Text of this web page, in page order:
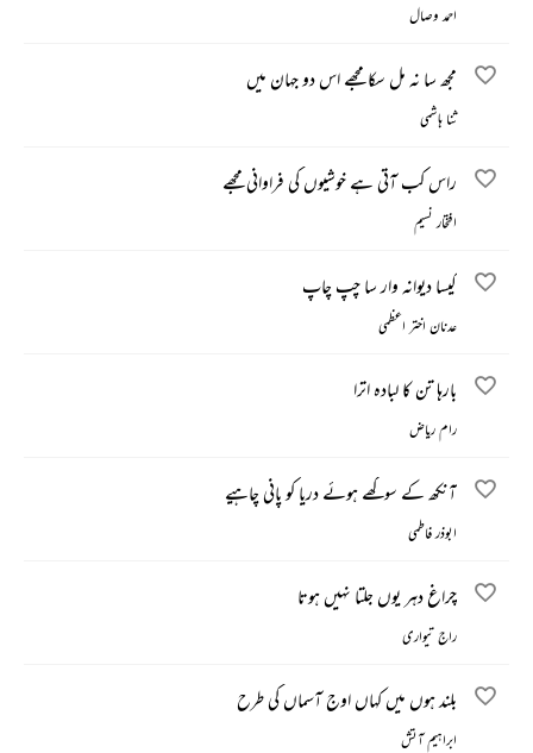
احمد وصال
مجھ سا نہ مل سکا مجھے اس دو جہان میں
ثنا ہاشمی
راس کب آتی ہے خوشیوں کی فراوانی مجھے
افتخار نسیم
کیسا دیوانہ وار سا چپ چاپ
عدنان اختر اعظمی
بارہا تن کا لبادہ اترا
رام ریاض
آنکھ کے سوکھے ہوئے دریا کو پانی چاہیے
ابوذر فاطمی
چراغ دہر یوں جلتا نہیں ہوتا
راج تیواری
بلند ہوں میں کہاں اوج آسماں کی طرح
ابراہیم آتش